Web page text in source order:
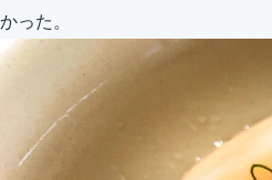
かった。